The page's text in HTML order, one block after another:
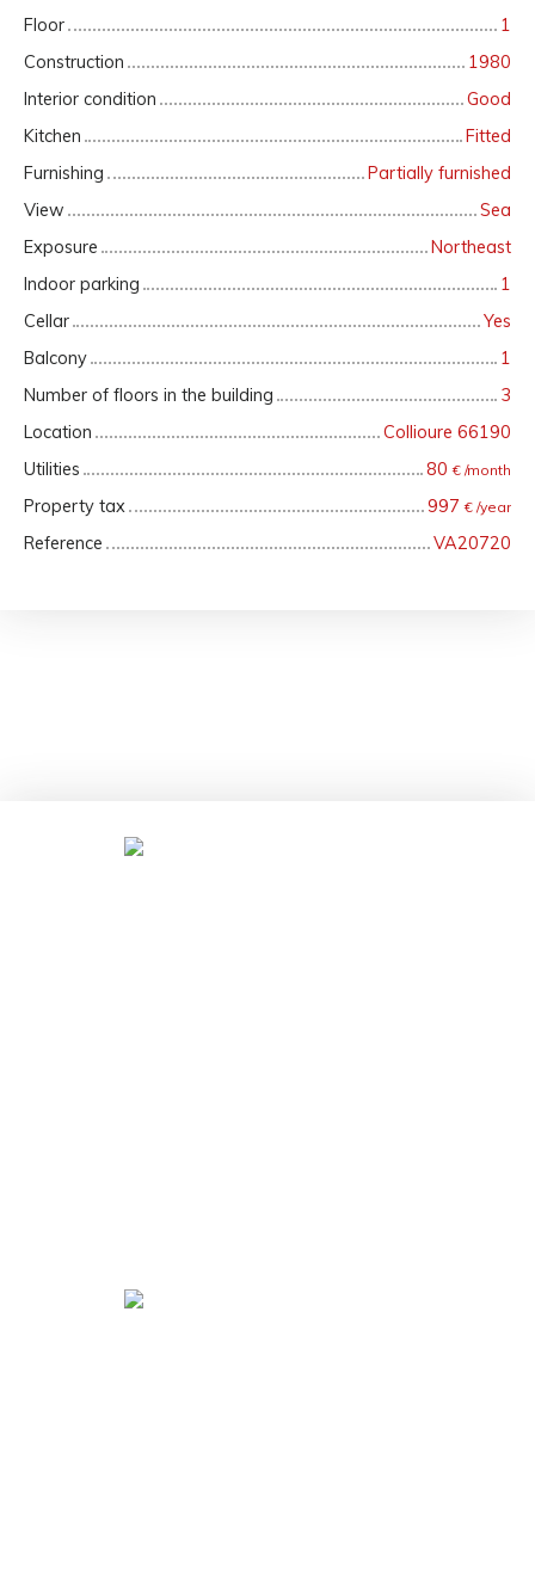
Floor
1
Construction
1980
Interior condition
Good
Kitchen
Fitted
Furnishing
Partially furnished
View
Sea
Exposure
Northeast
Indoor parking
1
Cellar
Yes
Balcony
1
Number of floors in the building
3
Location
Collioure 66190
Utilities
80€ /month
Property tax 997€ /year
Reference VA20720